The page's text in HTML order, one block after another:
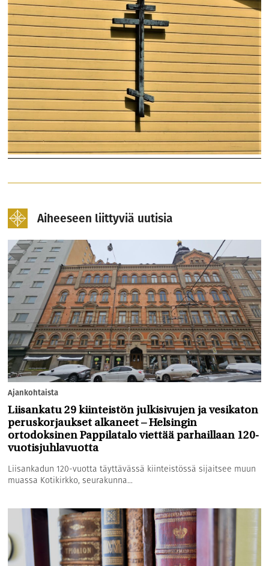
Aiheeseen liittyviä uutisia
Ajankohtaista
Liisankatu 29 kiinteistön julkisivujen ja vesikaton
peruskorjaukset alkaneet – Helsingin
ortodoksinen Pappilatalo viettää parhaillaan 120-
vuotisjuhlavuotta
Liisankadun 120-vuotta täyttävässä kiinteistössä sijaitsee muun
muassa Kotikirkko, seurakunna...